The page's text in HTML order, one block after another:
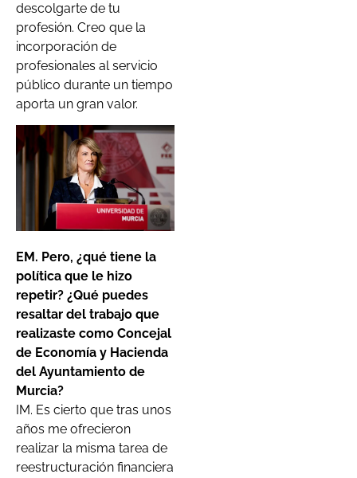
descolgarte de tu
profesión. Creo que la
incorporación de
profesionales al servicio
público durante un tiempo
aporta un gran valor.
EM. Pero, ¿qué tiene la
política que le hizo
repetir? ¿Qué puedes
resaltar del trabajo que
realizaste como Concejal
de Economía y Hacienda
del Ayuntamiento de
Murcia?
IM. Es cierto que tras unos
años me ofrecieron
realizar la misma tarea de
reestructuración financiera